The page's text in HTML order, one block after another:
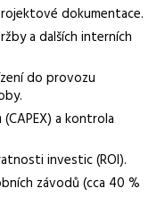
dokumentace.
a dalších interních
do provozu
a kontrola
investic (ROI).
závodů (cca 40 %